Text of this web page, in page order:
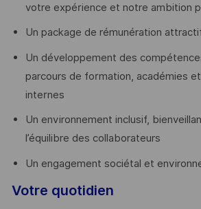
votre expérience et notre ambition
Un package de rémunération
Un développement des
parcours de formation, académies
internes
Un environnement inclusif,
l’équilibre des collaborateurs
Un engagement sociétal et
Votre quotidien